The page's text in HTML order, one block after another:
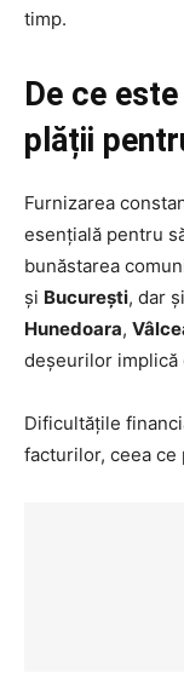
timp.
De ce
plății
Furnizarea
esențială pentru
bunăstarea
și București, dar
Hunedoara,
deșeurilor implică
Dificultățile
facturilor, ceea ce